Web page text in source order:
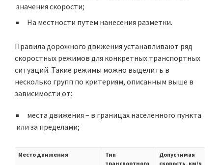
значения скорости;
На местности путем нанесения разметки.
Правила дорожного движения устанавливают ряд
скоростных режимов для конкретных транспортных
ситуаций. Такие режимы можно выделить в
несколько групп по критериям, описанным выше в
зависимости от:
места движения – в границах населенного пункта
или за пределами;
Место движения
Тип
транспортного
Допустимая
скорость, км/ч